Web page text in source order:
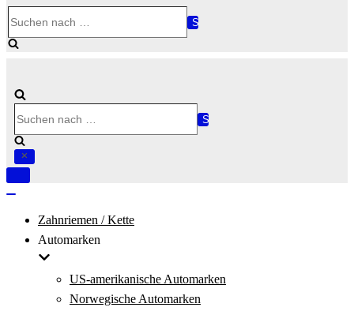
nach …
nach …
Navigation
Zahnriemen / Kette
Automarken
US-amerikanische Automarken
Norwegische Automarken